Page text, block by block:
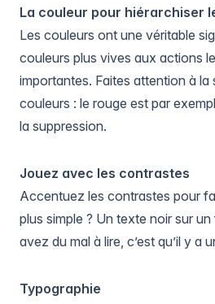
La couleur pour hiérarchiser
Les couleurs ont une véritable
couleurs plus vives aux actions
importantes. Faites attention à la
couleurs : le rouge est par
la suppression.
Jouez avec les contrastes
Accentuez les contrastes pour
plus simple ? Un texte noir sur
avez du mal à lire, c’est qu’il y a
Typographie